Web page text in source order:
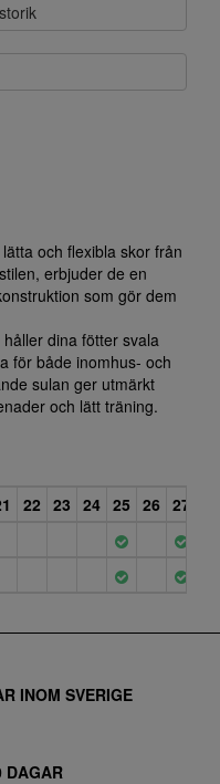
och flexibla skor från
erbjuder de en
som gör dem
dina fötter svala
för både inomhus- och
sulan ger utmärkt
och lätt träning.
22 23 24 25 26 27
INOM SVERIGE
DAGAR